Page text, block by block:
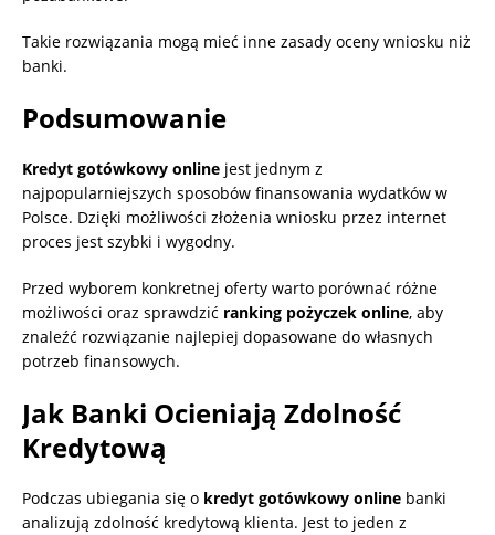
Takie rozwiązania mogą mieć inne zasady oceny wniosku niż
banki.
Podsumowanie
Kredyt gotówkowy online jest jednym z
najpopularniejszych sposobów finansowania wydatków w
Polsce. Dzięki możliwości złożenia wniosku przez internet
proces jest szybki i wygodny.
Przed wyborem konkretnej oferty warto porównać różne
możliwości oraz sprawdzić ranking pożyczek online, aby
znaleźć rozwiązanie najlepiej dopasowane do własnych
potrzeb finansowych.
Jak Banki Ocieniają Zdolność
Kredytową
Podczas ubiegania się o kredyt gotówkowy online banki
analizują zdolność kredytową klienta. Jest to jeden z